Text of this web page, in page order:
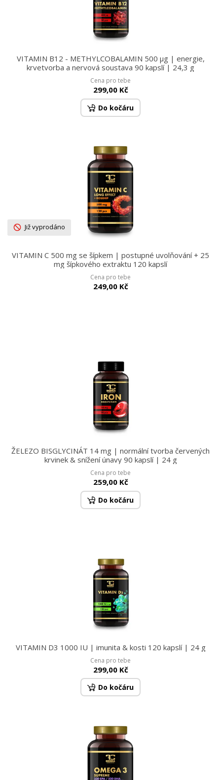
VITAMIN B12 - METHYLCOBALAMIN 500 μg | energie,
krvetvorba a nervová soustava 90 kapslí | 24,3 g
Cena pro tebe
299,00 Kč
Do kočáru
Již vyprodáno
VITAMIN C 500 mg se šípkem | postupné uvolňování + 25
mg šípkového extraktu 120 kapslí
Cena pro tebe
249,00 Kč
ŽELEZO BISGLYCINÁT 14 mg | normální tvorba červených
krvinek & snížení únavy 90 kapslí | 24 g
Cena pro tebe
259,00 Kč
Do kočáru
VITAMIN D3 1000 IU | imunita & kosti 120 kapslí | 24 g
Cena pro tebe
299,00 Kč
Do kočáru